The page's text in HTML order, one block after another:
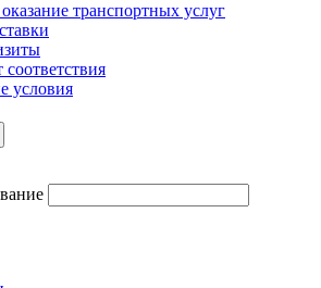
транспортных услуг
условия